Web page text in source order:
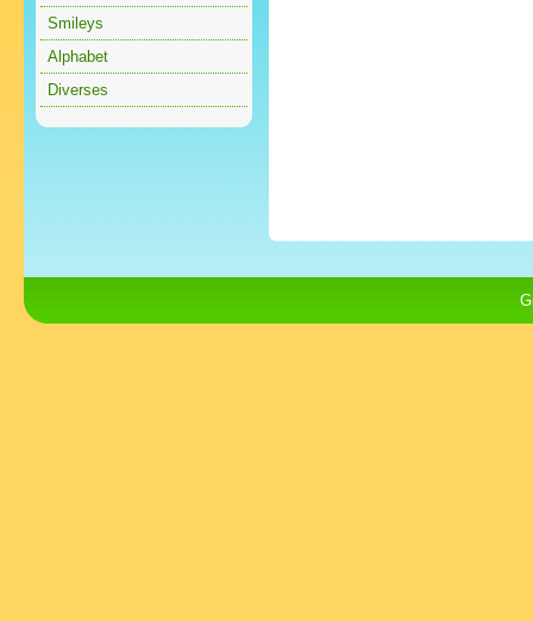
Smileys
Alphabet
Diverses